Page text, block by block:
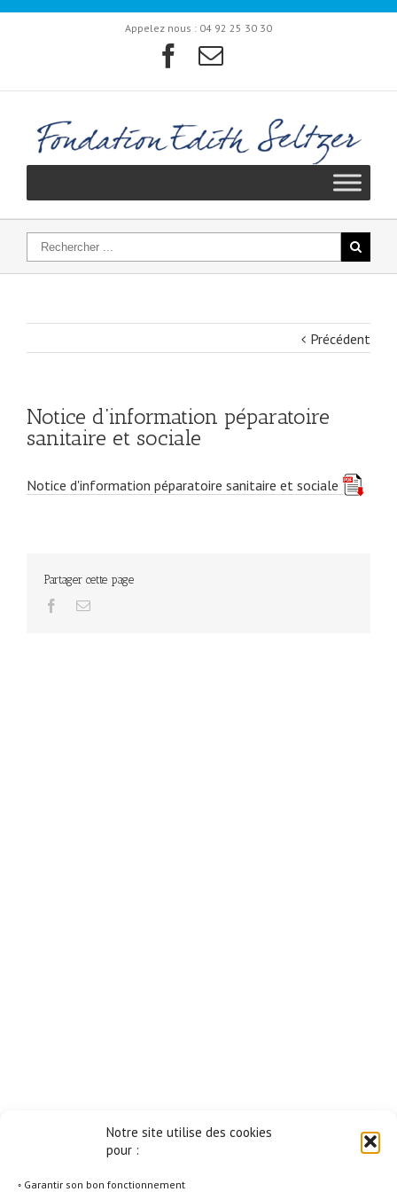
Notre site utilise des cookies
pour :
◦ Garantir son bon fonctionnement
Appelez nous : 04 92 25 30 30
Précédent
Notice d’information péparatoire
sanitaire et sociale
Notice d'information péparatoire sanitaire et sociale
Partager cette page